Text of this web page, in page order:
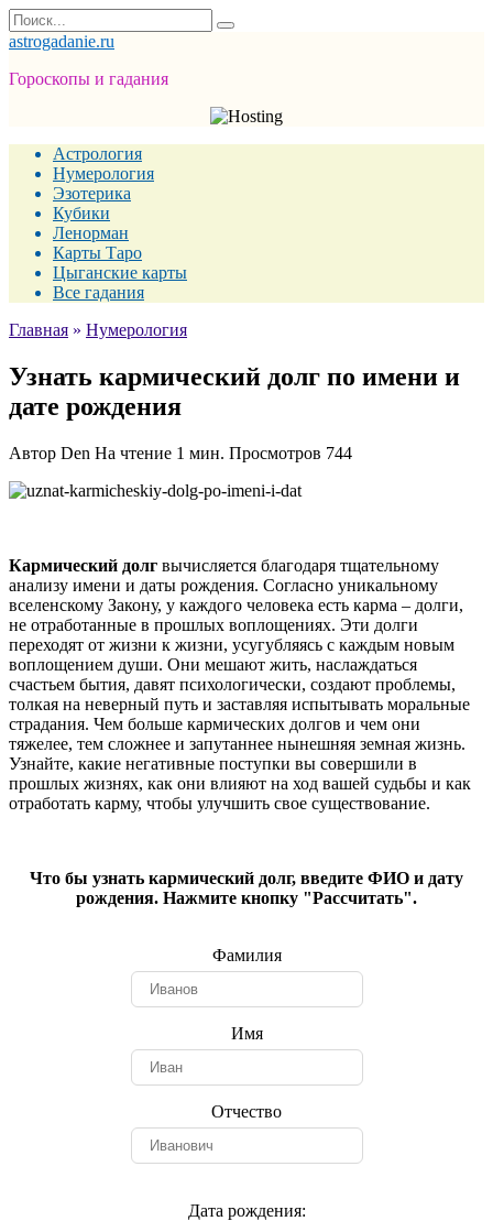
Перейти
к
содержанию
Search
for:
astrogadanie.ru
Гороскопы и гадания
Астрология
Нумерология
Эзотерика
Кубики
Ленорман
Карты Таро
Цыганские карты
Все гадания
Главная » Нумерология
Узнать кармический долг по имени и
дате рождения
Автор Den На чтение 1 мин. Просмотров 744
Кармический долг вычисляется благодаря тщательному
анализу имени и даты рождения. Согласно уникальному
вселенскому Закону, у каждого человека есть карма – долги,
не отработанные в прошлых воплощениях. Эти долги
переходят от жизни к жизни, усугубляясь с каждым новым
воплощением души. Они мешают жить, наслаждаться
счастьем бытия, давят психологически, создают проблемы,
толкая на неверный путь и заставляя испытывать моральные
страдания. Чем больше кармических долгов и чем они
тяжелее, тем сложнее и запутаннее нынешняя земная жизнь.
Узнайте, какие негативные поступки вы совершили в
прошлых жизнях, как они влияют на ход вашей судьбы и как
отработать карму, чтобы улучшить свое существование.
Что бы узнать кармический долг, введите ФИО и дату
рождения. Нажмите кнопку "Рассчитать".
Фамилия
Имя
Отчество
Дата рождения: